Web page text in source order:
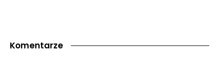
Komentarze